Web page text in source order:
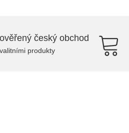
český obchod
produkty